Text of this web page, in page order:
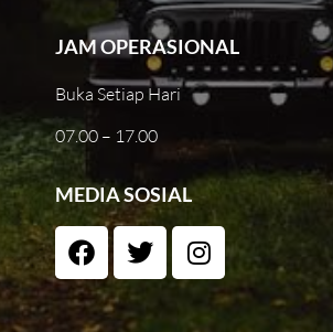
JAM OPERASIONAL
Buka Setiap Hari
07.00 – 17.00
MEDIA SOSIAL